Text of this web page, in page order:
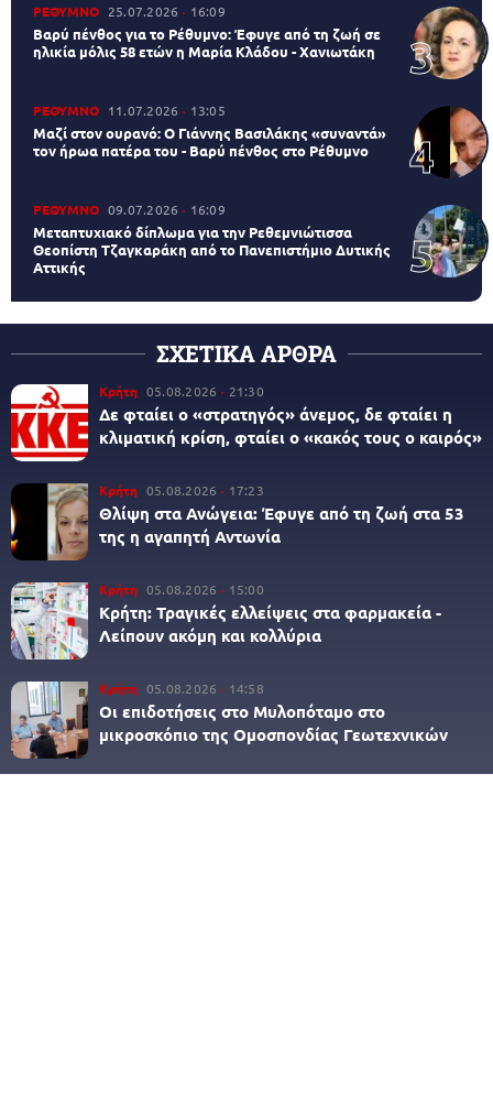
ΡΕΘΥΜΝΟ 25.07.2026 16:09
Βαρύ πένθος για το Ρέθυμνο: Έφυγε από τη ζωή σε
ηλικία μόλις 58 ετών η Μαρία Κλάδου - Χανιωτάκη
ΡΕΘΥΜΝΟ 11.07.2026 13:05
Μαζί στον ουρανό: Ο Γιάννης Βασιλάκης «συναντά»
τον ήρωα πατέρα του - Βαρύ πένθος στο Ρέθυμνο
ΡΕΘΥΜΝΟ 09.07.2026 16:09
Μεταπτυχιακό δίπλωμα για την Ρεθεμνιώτισσα
Θεοπίστη Τζαγκαράκη από το Πανεπιστήμιο Δυτικής
Αττικής
ΣΧΕΤΙΚΑ ΑΡΘΡΑ
Κρήτη 05.08.2026 21:30
Δε φταίει ο «στρατηγός» άνεμος, δε φταίει η
κλιματική κρίση, φταίει ο «κακός τους ο καιρός»
Κρήτη 05.08.2026 17:23
Θλίψη στα Ανώγεια: Έφυγε από τη ζωή στα 53
της η αγαπητή Αντωνία
Κρήτη 05.08.2026 15:00
Κρήτη: Τραγικές ελλείψεις στα φαρμακεία -
Λείπουν ακόμη και κολλύρια
Κρήτη 05.08.2026 14:58
Οι επιδοτήσεις στο Μυλοπόταμο στο
μικροσκόπιο της Ομοσπονδίας Γεωτεχνικών